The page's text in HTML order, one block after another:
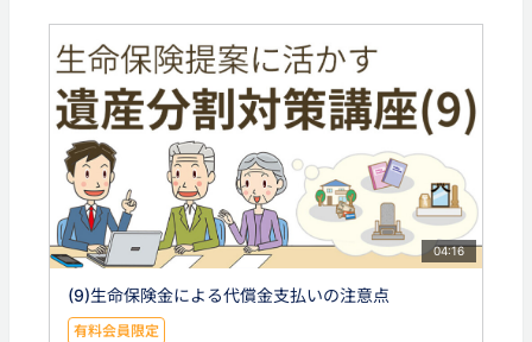
04:16
(9)生命保険金による代償金支払いの注意点
有料会員限定